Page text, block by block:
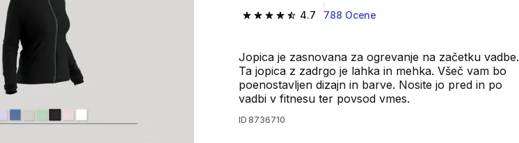
4.7
4.7 od 5 zvezdic from 788 ocene
788 Ocene
Jopica je zasnovana za ogrevanje na začetku vadbe.
Ta jopica z zadrgo je lahka in mehka. Všeč vam bo
poenostavljen dizajn in barve. Nosite jo pred in po
vadbi v fitnesu ter povsod vmes.
ID 8736710